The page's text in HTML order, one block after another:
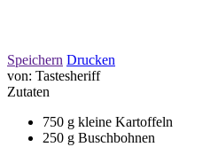
Speichern Drucken
von: Tastesheriff
Zutaten
750 g kleine Kartoffeln
250 g Buschbohnen